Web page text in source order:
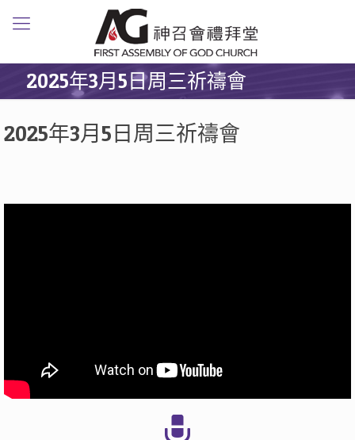
2025年3月5日周三祈禱會
2025年3月5日周三祈禱會